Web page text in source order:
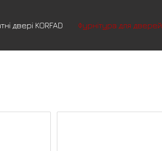
двері KORFAD Фурнітура для дверей